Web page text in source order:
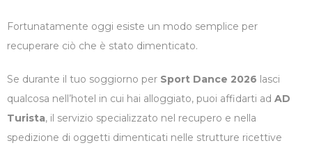
Fortunatamente oggi esiste un modo semplice per
recuperare ciò che è stato dimenticato.
Se durante il tuo soggiorno per Sport Dance 2026 lasci
qualcosa nell’hotel in cui hai alloggiato, puoi affidarti ad AD
Turista, il servizio specializzato nel recupero e nella
spedizione di oggetti dimenticati nelle strutture ricettive